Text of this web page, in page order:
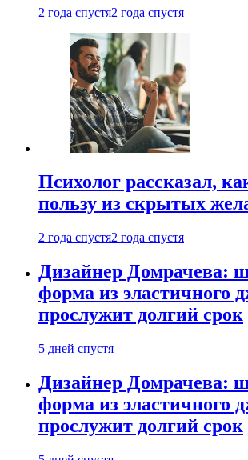
2 года спустя2 года спустя
Психолог рассказал,
пользу из скрытых
2 года спустя2 года спустя
Дизайнер Домрачева:
форма из эластичного
прослужит долгий срок
5 дней спустя
Дизайнер Домрачева:
форма из эластичного
прослужит долгий срок